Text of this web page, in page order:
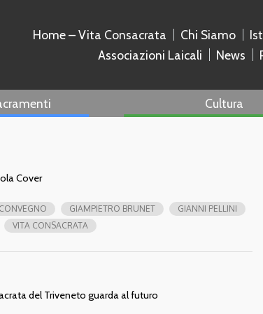
Home – Vita Consacrata Chi Siamo
Associazioni Laicali
News
Cultura
Cover
CONVEGNO GIAMPIETRO BRUNET
GIANNI PELLINI
VITA CONSACRATA
del Triveneto guarda al futuro